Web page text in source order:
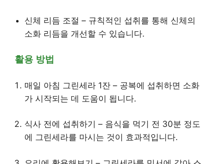
신체 리듬 조절 – 규칙적인 섭취를 통해 신체의
소화 리듬을 개선할 수 있습니다.
활용 방법
매일 아침 그린세라 1잔 – 공복에 섭취하면 소화
가 시작되는 데 도움이 됩니다.
식사 전에 섭취하기 – 음식을 먹기 전 30분 정도
에 그린세라를 마시는 것이 효과적입니다.